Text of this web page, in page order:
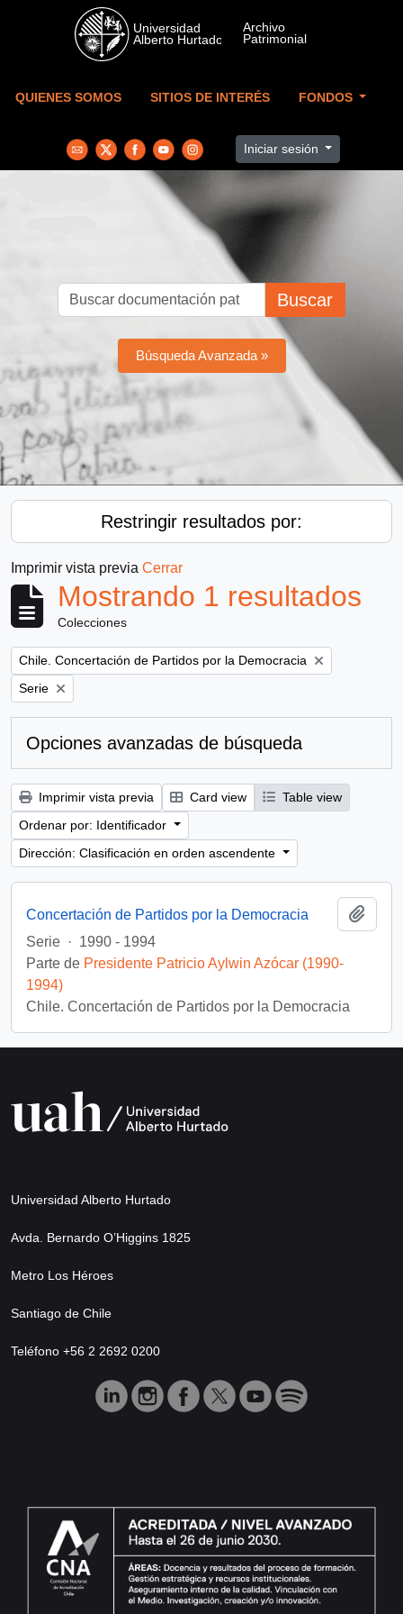
Skip to main content
QUIENES SOMOS SITIOS DE INTERÉS FONDOS
Iniciar sesión
Buscar
Búsqueda Avanzada »
Restringir resultados por:
Imprimir vista previa Cerrar
Mostrando 1 resultados
Colecciones
Remove filter:
Chile. Concertación de Partidos por la Democracia
Remove filter:
Serie
Opciones avanzadas de búsqueda
Imprimir vista previa Card view
Table view
Ordenar por: Identificador
Dirección: Clasificación en orden ascendente
Concertación de Partidos por la Democracia
Serie · 1990 - 1994
Parte de Presidente Patricio Aylwin Azócar (1990-
1994)
Chile. Concertación de Partidos por la Democracia
Universidad Alberto Hurtado
Avda. Bernardo O’Higgins 1825
Metro Los Héroes
Santiago de Chile
Teléfono +56 2 2692 0200